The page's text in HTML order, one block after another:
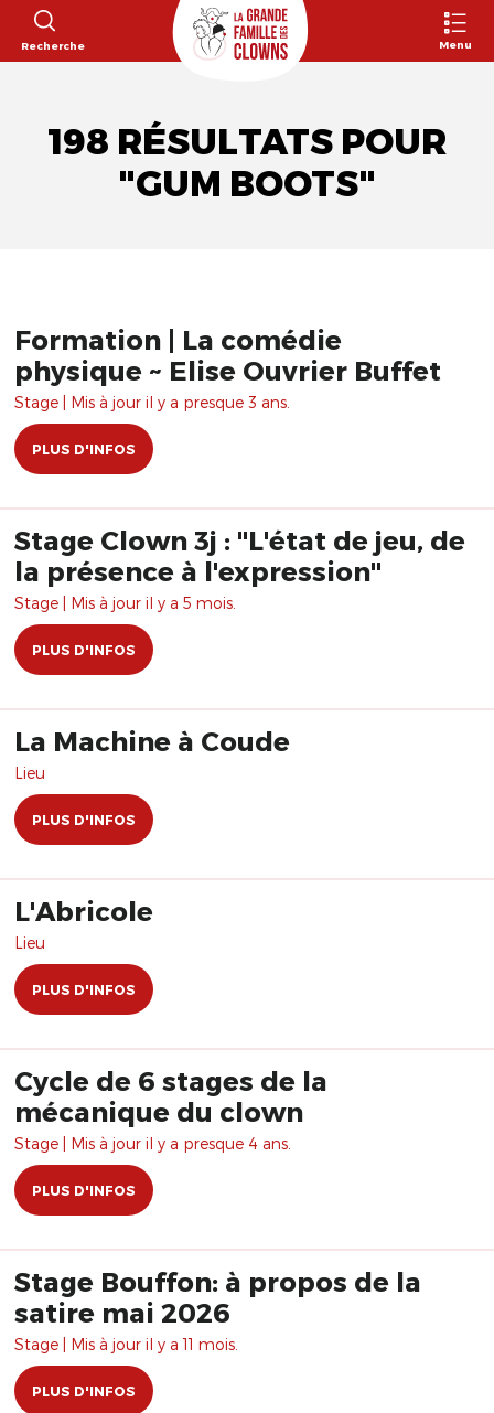
Recherche Menu
198 RÉSULTATS POUR
"GUM BOOTS"
Formation | La comédie
physique ~ Elise Ouvrier Buffet
Stage | Mis à jour il y a presque 3 ans.
PLUS D'INFOS
Stage Clown 3j : "L'état de jeu, de
la présence à l'expression"
Stage | Mis à jour il y a 5 mois.
PLUS D'INFOS
La Machine à Coude
Lieu
PLUS D'INFOS
L'Abricole
Lieu
PLUS D'INFOS
Cycle de 6 stages de la
mécanique du clown
Stage | Mis à jour il y a presque 4 ans.
PLUS D'INFOS
Stage Bouffon: à propos de la
satire mai 2026
Stage | Mis à jour il y a 11 mois.
PLUS D'INFOS